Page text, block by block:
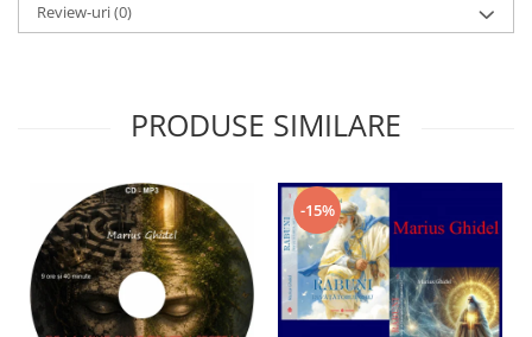
Review-uri(0)
PRODUSE SIMILARE
-15%